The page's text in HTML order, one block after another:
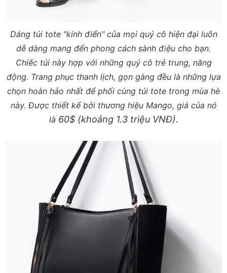
Dáng túi tote "kinh điển" của mọi quý cô hiện đại luôn
dễ dàng mang đến phong cách sành điệu cho bạn.
Chiếc túi này hợp với những quý cô trẻ trung, năng
động. Trang phục thanh lịch, gọn gàng đều là những lựa
chọn hoàn hảo nhất để phối cùng túi tote trong mùa hè
này. Được thiết kế bởi thương hiệu Mango, giá của nó
là 60$ (khoảng 1.3 triệu VNĐ).